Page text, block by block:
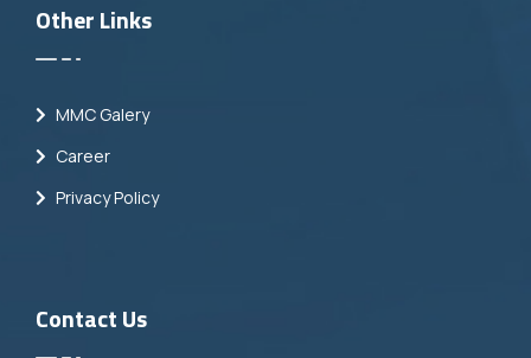
Other Links
MMC Galery
Career
Privacy Policy
Contact Us